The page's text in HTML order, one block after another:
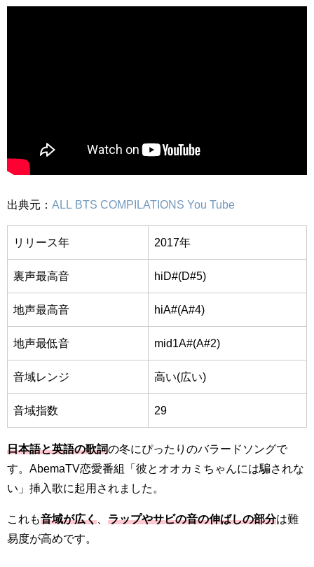
出典元： ALL BTS COMPILATIONS You Tube
リリース年 2017年
裏声最高音 hiD#(D#5)
地声最高音 hiA#(A#4)
地声最低音 mid1A#(A#2)
音域レンジ 高い(広い)
音域指数 29
日本語と英語の歌詞の冬にぴったりのバラードソングで
す。AbemaTV恋愛番組
「彼とオオカミちゃんには騙されな
い」挿入歌に起用されました。
これも音域が広く ラップやサビの音の伸ばしの部分は難
易度が高めです。